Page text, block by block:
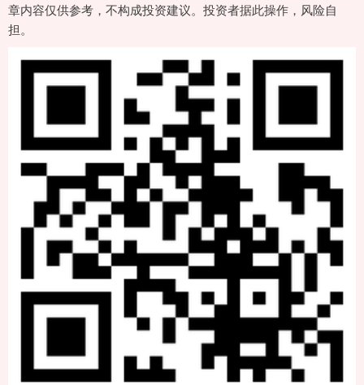
章内容仅供参考，不构成投资建议。投资者据此操作，风险自
担。